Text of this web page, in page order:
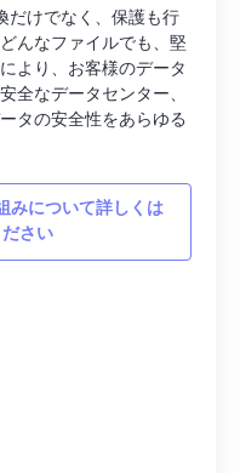
だけでなく、保護も行
んなファイルでも、堅
より、お客様のデータ
全なデータセンター、
タの安全性をあらゆる
みについて詳しくは
さい